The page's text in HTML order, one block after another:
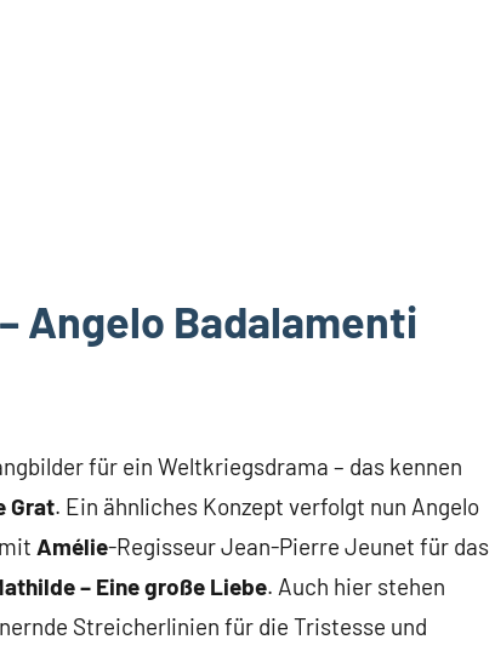
Angelo Badalamenti
für ein Weltkriegsdrama – das kennen
Grat. Ein ähnliches Konzept verfolgt nun Angelo
Amélie-Regisseur Jean-Pierre Jeunet für das
– Eine große Liebe. Auch hier stehen
Streicherlinien für die Tristesse und